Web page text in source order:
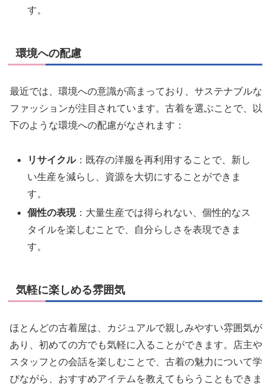
す。
環境への配慮
最近では、環境への意識が高まっており、サステナブルな
ファッションが注目されています。古着を選ぶことで、以
下のような環境への配慮がなされます：
リサイクル：既存の洋服を再利用することで、新し
い生産を減らし、資源を大切にすることができま
す。
個性の表現：大量生産では得られない、個性的なス
タイルを楽しむことで、自分らしさを表現できま
す。
気軽に楽しめる雰囲気
ほとんどの古着屋は、カジュアルで親しみやすい雰囲気が
あり、初めての方でも気軽に入ることができます。店主や
スタッフとの会話を楽しむことで、古着の魅力について学
びながら、おすすめアイテムを教えてもらうこともできま